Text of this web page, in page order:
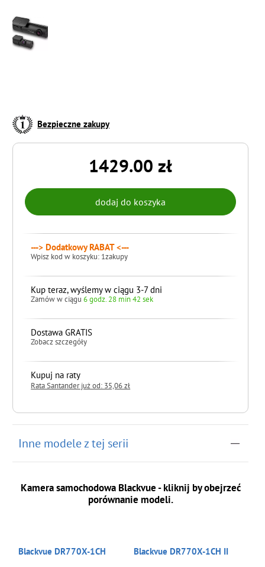
Bezpieczne zakupy
1429.00 zł
---> Dodatkowy RABAT <---
Wpisz kod w koszyku: 1zakupy
Kup teraz, wyślemy w ciągu 3-7 dni
Zamów w ciągu6 godz. 28 min 41 sek
Dostawa GRATIS
Zobacz szczegóły
Kupuj na raty
Rata Santander już od: 35,06 zł
Inne modele z tej serii
Kamera samochodowa Blackvue - kliknij by obejrzeć
porównanie modeli.
Blackvue DR770X-1CH Blackvue DR770X-1CH II